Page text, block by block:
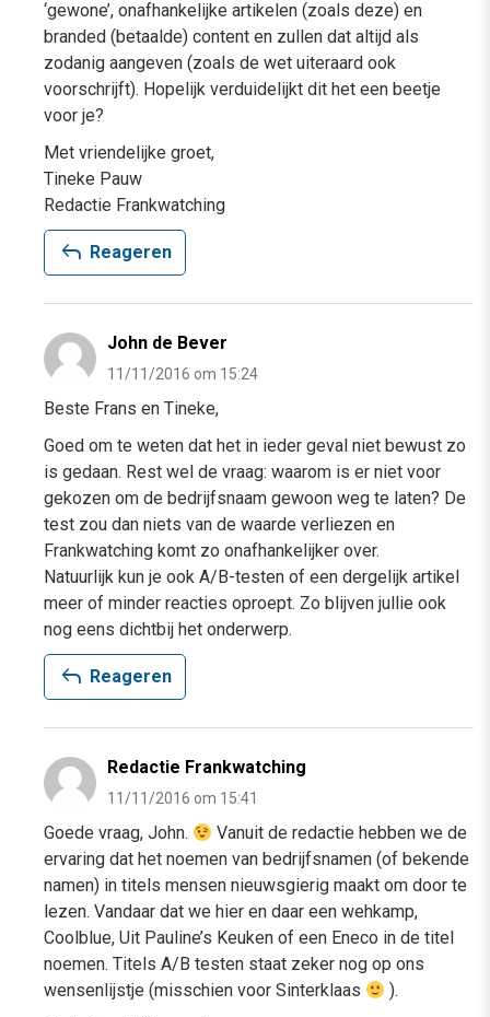
‘gewone’, onafhankelijke artikelen (zoals deze) en
branded (betaalde) content en zullen dat altijd als
zodanig aangeven (zoals de wet uiteraard ook
voorschrijft). Hopelijk verduidelijkt dit het een beetje
voor je?
Met vriendelijke groet,
Tineke Pauw
Redactie Frankwatching
reply Reageren
John de Bever
11/11/2016 om 15:24
Beste Frans en Tineke,
Goed om te weten dat het in ieder geval niet bewust zo
is gedaan. Rest wel de vraag: waarom is er niet voor
gekozen om de bedrijfsnaam gewoon weg te laten? De
test zou dan niets van de waarde verliezen en
Frankwatching komt zo onafhankelijker over.
Natuurlijk kun je ook A/B-testen of een dergelijk artikel
meer of minder reacties oproept. Zo blijven jullie ook
nog eens dichtbij het onderwerp.
reply Reageren
Redactie Frankwatching
11/11/2016 om 15:41
Goede vraag, John.
Vanuit de redactie hebben we de
ervaring dat het noemen van bedrijfsnamen (of bekende
namen) in titels mensen nieuwsgierig maakt om door te
lezen. Vandaar dat we hier en daar een wehkamp,
Coolblue, Uit Pauline’s Keuken of een Eneco in de titel
noemen. Titels A/B testen staat zeker nog op ons
wensenlijstje (misschien voor Sinterklaas
).